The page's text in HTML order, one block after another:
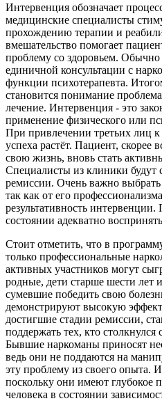
Интервенция обозначает
медицинские специалисты
прохождению терапии и
вмешательство помогает
проблему со здоровьем. Обычно
единичной консультации с
функции психотерапевта.
становится понимание
лечение. Интервенция - это
применение физического или
При привлечении третьих лиц к
успеха растёт. Пациент, скорее
свою жизнь, вновь стать
Специалисты из клиники будут
ремиссии. Очень важно
так как от его
результативность
состоянии адекватно
Стоит отметить, что в
только профессиональные
активных участников могут
родные, дети старше шести лет
сумевшие победить свою
демонстрируют высокую
достигшие стадии ремиссии,
поддержать тех, кто
Бывшие наркоманы приносят
ведь они не поддаются на
эту проблему из своего опыта.
поскольку они имеют глубокое
человека в состоянии